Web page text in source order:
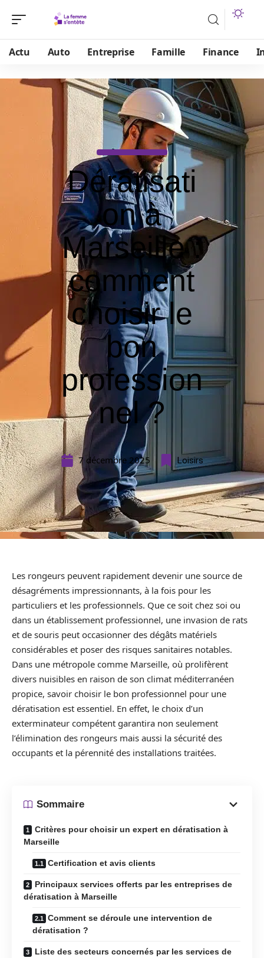
Actu Auto Entreprise Famille Finance
Dératisati
on à
Marseille :
comment
choisir le
bon
profession
nel ?
7 décembre 2025 Loisirs
Les rongeurs peuvent rapidement devenir une source de
désagréments impressionnants, à la fois pour les
particuliers et les professionnels. Que ce soit chez soi ou
dans un établissement professionnel, une invasion de rats
et de souris peut occasionner des dégâts matériels
considérables et poser des risques sanitaires notables.
Dans une métropole comme Marseille, où prolifèrent
divers nuisibles en raison de son climat méditerranéen
propice, savoir choisir le bon professionnel pour une
dératisation est essentiel. En effet, le choix d’un
exterminateur compétent garantira non seulement
l’élimination des rongeurs mais aussi la sécurité des
occupants et la pérennité des installations traitées.
Sommaire
Critères pour choisir un expert en dératisation à
Marseille
Certification et avis clients
Principaux services offerts par les entreprises de
dératisation à Marseille
Comment se déroule une intervention de
dératisation ?
Liste des secteurs concernés par les services de